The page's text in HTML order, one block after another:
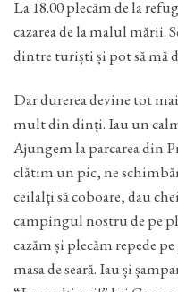
La 18.00 plecăm de la
cazarea de la malul mării.
dintre turiști și pot să mă
Dar durerea devine tot
mult din dinți. Iau un
Ajungem la parcarea din
clătim un pic, ne
ceilalți să coboare, dau
campingul nostru de pe
cazăm și plecăm repede
masa de seară. Iau și